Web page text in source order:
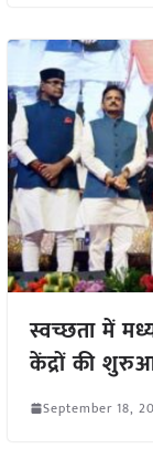
स्वच्छता में
केंद्रों की
September 18,